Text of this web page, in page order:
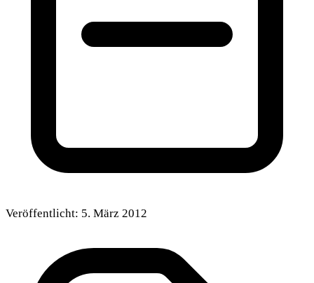
Veröffentlicht: 5. März 2012